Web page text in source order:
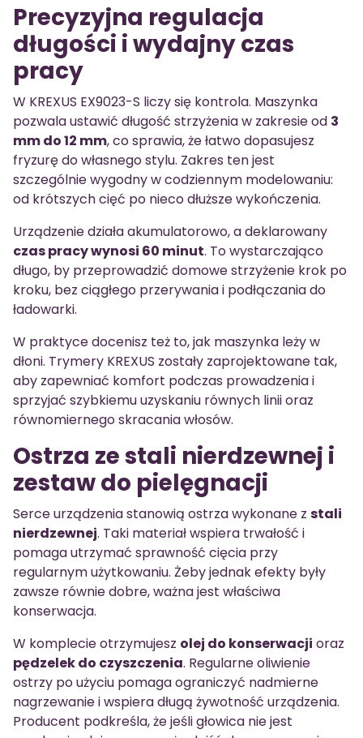
Precyzyjna regulacja
długości i wydajny czas
pracy
W KREXUS EX9023-S liczy się kontrola. Maszynka
pozwala ustawić długość strzyżenia w zakresie od 3
mm do 12 mm, co sprawia, że łatwo dopasujesz
fryzurę do własnego stylu. Zakres ten jest
szczególnie wygodny w codziennym modelowaniu:
od krótszych cięć po nieco dłuższe wykończenia.
Urządzenie działa akumulatorowo, a deklarowany
czas pracy wynosi 60 minut. To wystarczająco
długo, by przeprowadzić domowe strzyżenie krok po
kroku, bez ciągłego przerywania i podłączania do
ładowarki.
W praktyce docenisz też to, jak maszynka leży w
dłoni. Trymery KREXUS zostały zaprojektowane tak,
aby zapewniać komfort podczas prowadzenia i
sprzyjać szybkiemu uzyskaniu równych linii oraz
równomiernego skracania włosów.
Ostrza ze stali nierdzewnej i
zestaw do pielęgnacji
Serce urządzenia stanowią ostrza wykonane z stali
nierdzewnej. Taki materiał wspiera trwałość i
pomaga utrzymać sprawność cięcia przy
regularnym użytkowaniu. Żeby jednak efekty były
zawsze równie dobre, ważna jest właściwa
konserwacja.
W komplecie otrzymujesz olej do konserwacji oraz
pędzelek do czyszczenia. Regularne oliwienie
ostrzy po użyciu pomaga ograniczyć nadmierne
nagrzewanie i wspiera długą żywotność urządzenia.
Producent podkreśla, że jeśli głowica nie jest